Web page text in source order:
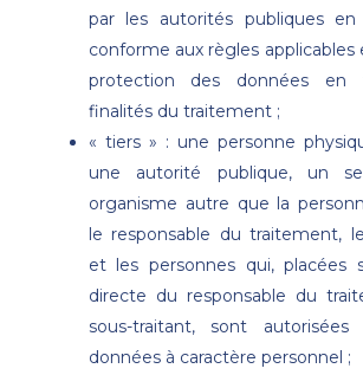
par les autorités publiques
conforme aux règles applicables
protection des données en
finalités du traitement ;
« tiers » : une personne
une autorité publique, un
organisme autre que la
le responsable du traitement,
et les personnes qui, placées
directe du responsable du
sous-traitant, sont
données à caractère personnel ;